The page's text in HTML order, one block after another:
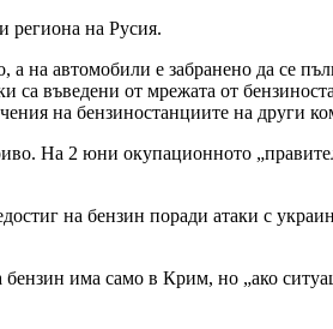
региона на Русия.
на автомобили е забранено да се
въведени от мрежата от
на бензиностанциите на други
На 2 юни окупационното
на бензин поради атаки с
има само в Крим, но „ако